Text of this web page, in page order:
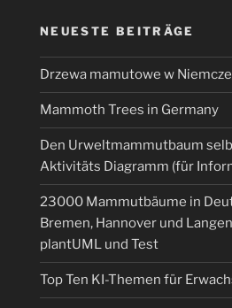
NEUESTE BEITRÄGE
Drzewa mamutowe w
Mammoth Trees in Germany
Den Urweltmammutbaum
Aktivitäts Diagramm (für
23000 Mammutbäume in
Bremen, Hannover und
plantUML und Test
Top Ten KI-Themen für